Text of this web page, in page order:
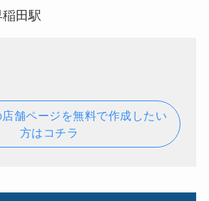
田駅
舗ページを無料で作成したい
方はコチラ